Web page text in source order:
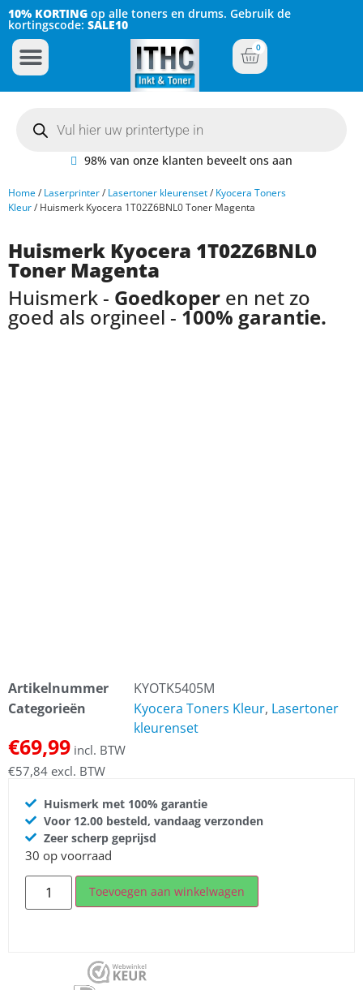
10% KORTING op alle toners en drums. Gebruik de
kortingscode: SALE10
0
98% van onze klanten beveelt ons aan
Home/ Laserprinter/ Lasertoner kleurenset/ Kyocera Toners
Kleur/ Huismerk Kyocera 1T02Z6BNL0 Toner Magenta
Huismerk Kyocera 1T02Z6BNL0
Toner Magenta
Huismerk - Goedkoper en net zo
goed als orgineel - 100% garantie.
Artikelnummer
KYOTK5405M
Categorieën
Kyocera Toners Kleur, Lasertoner
kleurenset
€69,99 incl. BTW
€57,84 excl. BTW
Huismerk met 100% garantie
Voor 12.00 besteld, vandaag verzonden
Zeer scherp geprijsd
30 op voorraad
Toevoegen aan winkelwagen